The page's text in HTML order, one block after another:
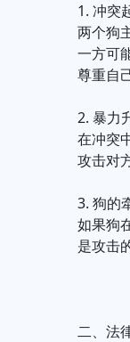
1. 冲突
两个狗
一方可
尊重自
2. 暴力
在冲突
攻击对
3. 狗的
如果狗
是攻击
二、法